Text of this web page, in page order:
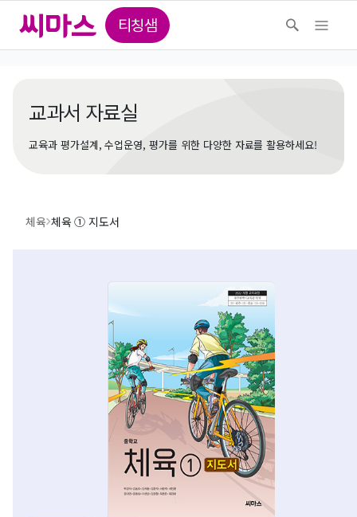
티칭샘
교과서 자료실
교육과 평가설계, 수업운영, 평가를 위한 다양한 자료를 활용하세요!
체육 체육 ① 지도서